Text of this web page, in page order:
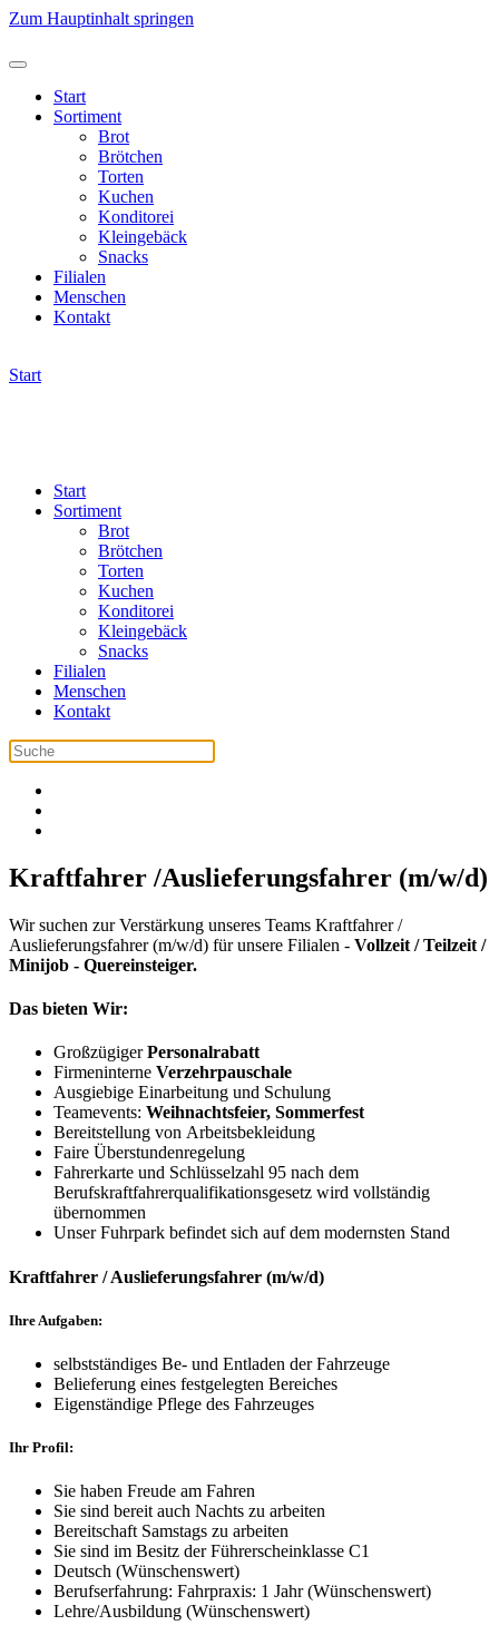
Zum Hauptinhalt springen
Start
Sortiment
Brot
Brötchen
Torten
Kuchen
Konditorei
Kleingebäck
Snacks
Filialen
Menschen
Kontakt
Start
Start
Sortiment
Brot
Brötchen
Torten
Kuchen
Konditorei
Kleingebäck
Snacks
Filialen
Menschen
Kontakt
Kraftfahrer /Auslieferungsfahrer (m/w/d)
Wir suchen zur Verstärkung unseres Teams Kraftfahrer /
Auslieferungsfahrer (m/w/d) für unsere Filialen - Vollzeit / Teilzeit /
Minijob - Quereinsteiger.
Das bieten Wir:
GroßzügigerPersonalrabatt
Firmeninterne Verzehrpauschale
Ausgiebige Einarbeitung und Schulung
Teamevents: Weihnachtsfeier, Sommerfest
Bereitstellung von Arbeitsbekleidung
Faire Überstundenregelung
Fahrerkarte und Schlüsselzahl 95 nach dem
Berufskraftfahrerqualifikationsgesetz wird vollständig
übernommen
Unser Fuhrpark befindet sich auf dem modernsten Stand
Kraftfahrer / Auslieferungsfahrer (m/w/d)
Ihre Aufgaben:
selbstständiges Be- und Entladen der Fahrzeuge
Belieferung eines festgelegten Bereiches
Eigenständige Pflege des Fahrzeuges
Ihr Profil:
Sie haben Freude am Fahren
Sie sind bereit auch Nachts zu arbeiten
Bereitschaft Samstags zu arbeiten
Sie sind im Besitz der Führerscheinklasse C1
Deutsch (Wünschenswert)
Berufserfahrung: Fahrpraxis: 1 Jahr (Wünschenswert)
Lehre/Ausbildung (Wünschenswert)